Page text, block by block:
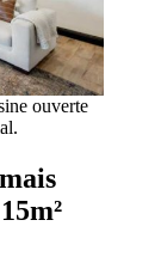
ouverte